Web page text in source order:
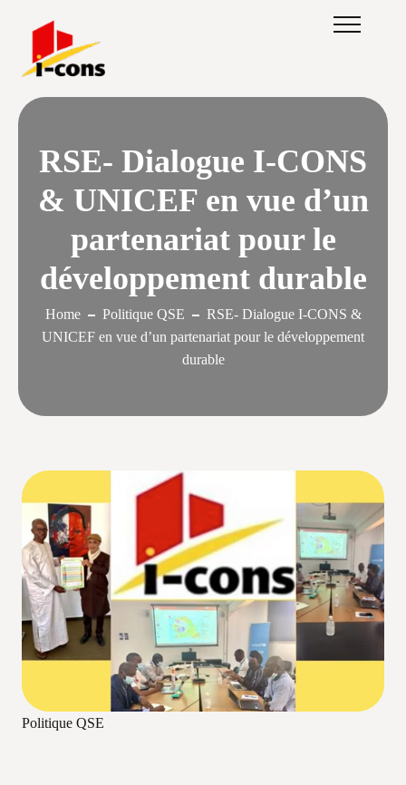
RSE- Dialogue I-CONS
& UNICEF en vue d’un
partenariat pour le
développement durable
Home Politique QSE
RSE- Dialogue I-CONS &
UNICEF en vue d’un partenariat pour le développement
durable
Politique QSE